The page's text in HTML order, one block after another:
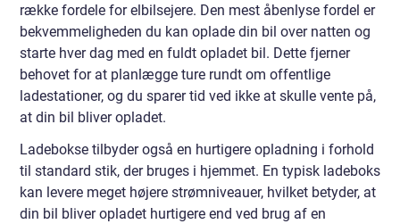
række fordele for elbilsejere. Den mest åbenlyse fordel er
bekvemmeligheden du kan oplade din bil over natten og
starte hver dag med en fuldt opladet bil. Dette fjerner
behovet for at planlægge ture rundt om offentlige
ladestationer, og du sparer tid ved ikke at skulle vente på,
at din bil bliver opladet.
Ladebokse tilbyder også en hurtigere opladning i forhold
til standard stik, der bruges i hjemmet. En typisk ladeboks
kan levere meget højere strømniveauer, hvilket betyder, at
din bil bliver opladet hurtigere end ved brug af en